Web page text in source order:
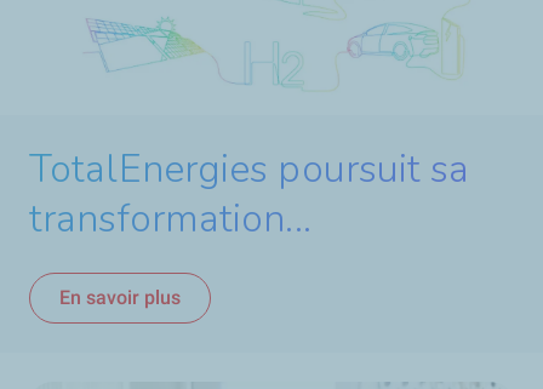
TotalEnergies poursuit sa
transformation...
En savoir plus